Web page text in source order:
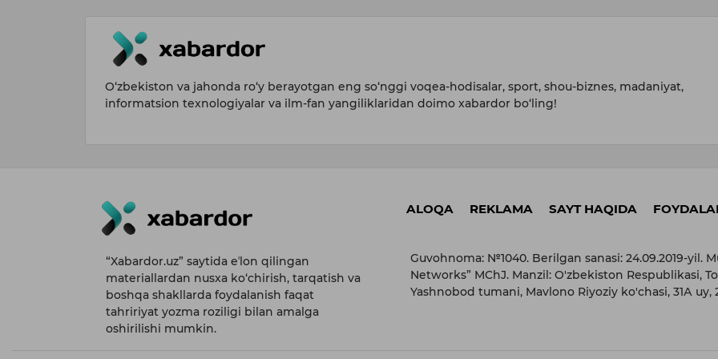
O‘zbekiston va jahonda ro‘y berayotgan eng so‘nggi voqea-hodisalar, sport, shou-biznes, madaniyat,
informatsion texnologiyalar va ilm-fan yangiliklaridan doimo xabardor bo‘ling!
“Xabardor.uz” saytida eʼlon qilingan
materiallardan nusxa ko‘chirish, tarqatish va
boshqa shakllarda foydalanish faqat
tahririyat yozma roziligi bilan amalga
oshirilishi mumkin.
ALOQA REKLAMA SAYT HAQIDA
Guvohnoma: №1040. Berilgan sanasi: 24.09.2019-yil.
Networks” MChJ. Manzil: O'zbekiston Respublikasi,
Yashnobod tumani, Mavlono Riyoziy ko'chasi, 31А uy,